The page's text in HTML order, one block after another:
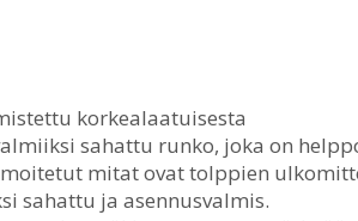
korkealaatuisesta
sahattu runko, joka on
mitat ovat tolppien
sahattu ja asennusvalmis.